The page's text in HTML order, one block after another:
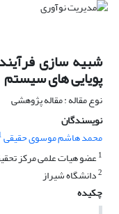
شبیه سازی
پویایی های سیستم
نوع مقاله : مقاله پژوهشی
نویسندگان
محمد هاشم موسوی حقیقی
1عضو هیات علمی مرکز
2دانشگاه شیراز
چکیده